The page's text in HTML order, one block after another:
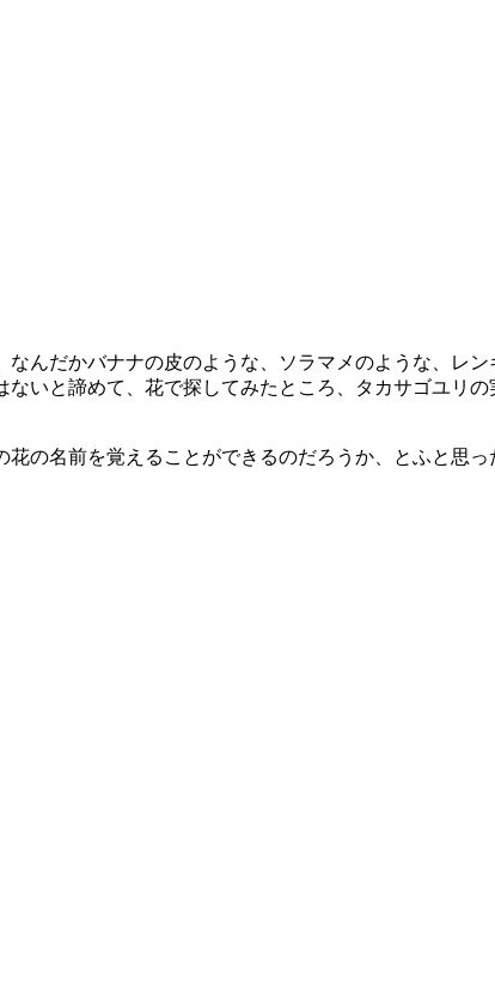
んだかバナナの皮のような、ソラマメのような、レ
いと諦めて、花で探してみたところ、タカサゴユリの
の名前を覚えることができるのだろうか、とふと思っ